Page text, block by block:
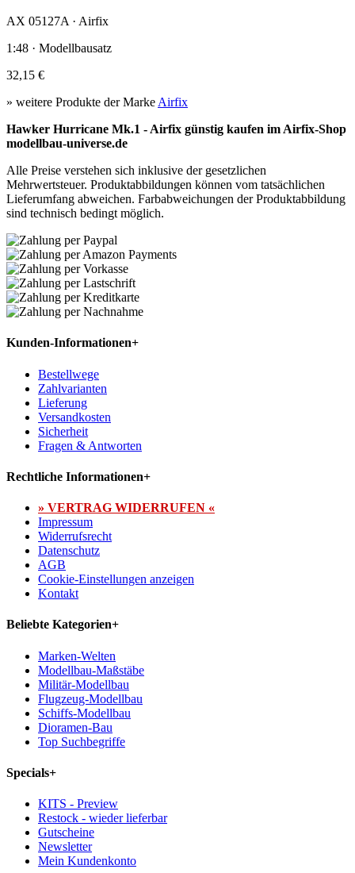
AX 05127A · Airfix
1:48 · Modellbausatz
32,15 €
» weitere Produkte der Marke Airfix
Hawker Hurricane Mk.1 - Airfix günstig kaufen im Airfix-Shop
modellbau-universe.de
Alle Preise verstehen sich inklusive der gesetzlichen
Mehrwertsteuer. Produktabbildungen können vom tatsächlichen
Lieferumfang abweichen. Farbabweichungen der Produktabbildung
sind technisch bedingt möglich.
Kunden-Informationen+
Bestellwege
Zahlvarianten
Lieferung
Versandkosten
Sicherheit
Fragen & Antworten
Rechtliche Informationen+
» VERTRAG WIDERRUFEN «
Impressum
Widerrufsrecht
Datenschutz
AGB
Cookie-Einstellungen anzeigen
Kontakt
Beliebte Kategorien+
Marken-Welten
Modellbau-Maßstäbe
Militär-Modellbau
Flugzeug-Modellbau
Schiffs-Modellbau
Dioramen-Bau
Top Suchbegriffe
Specials+
KITS - Preview
Restock - wieder lieferbar
Gutscheine
Newsletter
Mein Kundenkonto